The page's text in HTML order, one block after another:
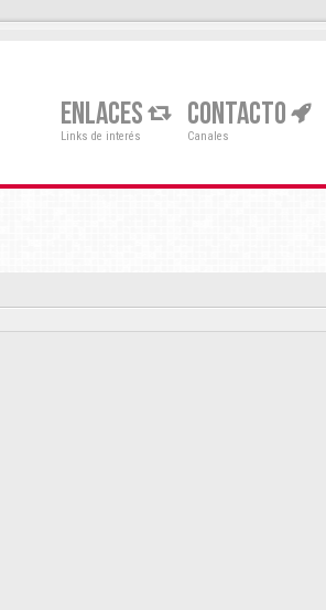
ENLACES
Links de interés
CONTACTO
Canales